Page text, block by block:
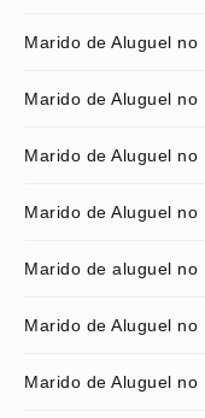
Marido de Aluguel
Marido de Aluguel
Marido de Aluguel no
Marido de Aluguel no
Marido de aluguel no
Marido de Aluguel no
Marido de Aluguel no